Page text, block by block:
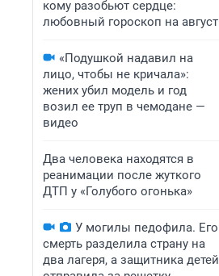
кому разобьют сердце:
любовный гороскоп на август
«Подушкой надавил на
лицо, чтобы не кричала»:
жених убил модель и год
возил ее труп в чемодане —
видео
Два человека находятся в
реанимации после жуткого
ДТП у «Голубого огонька»
У могилы педофила. Его
смерть разделила страну на
два лагеря, а защитника детей